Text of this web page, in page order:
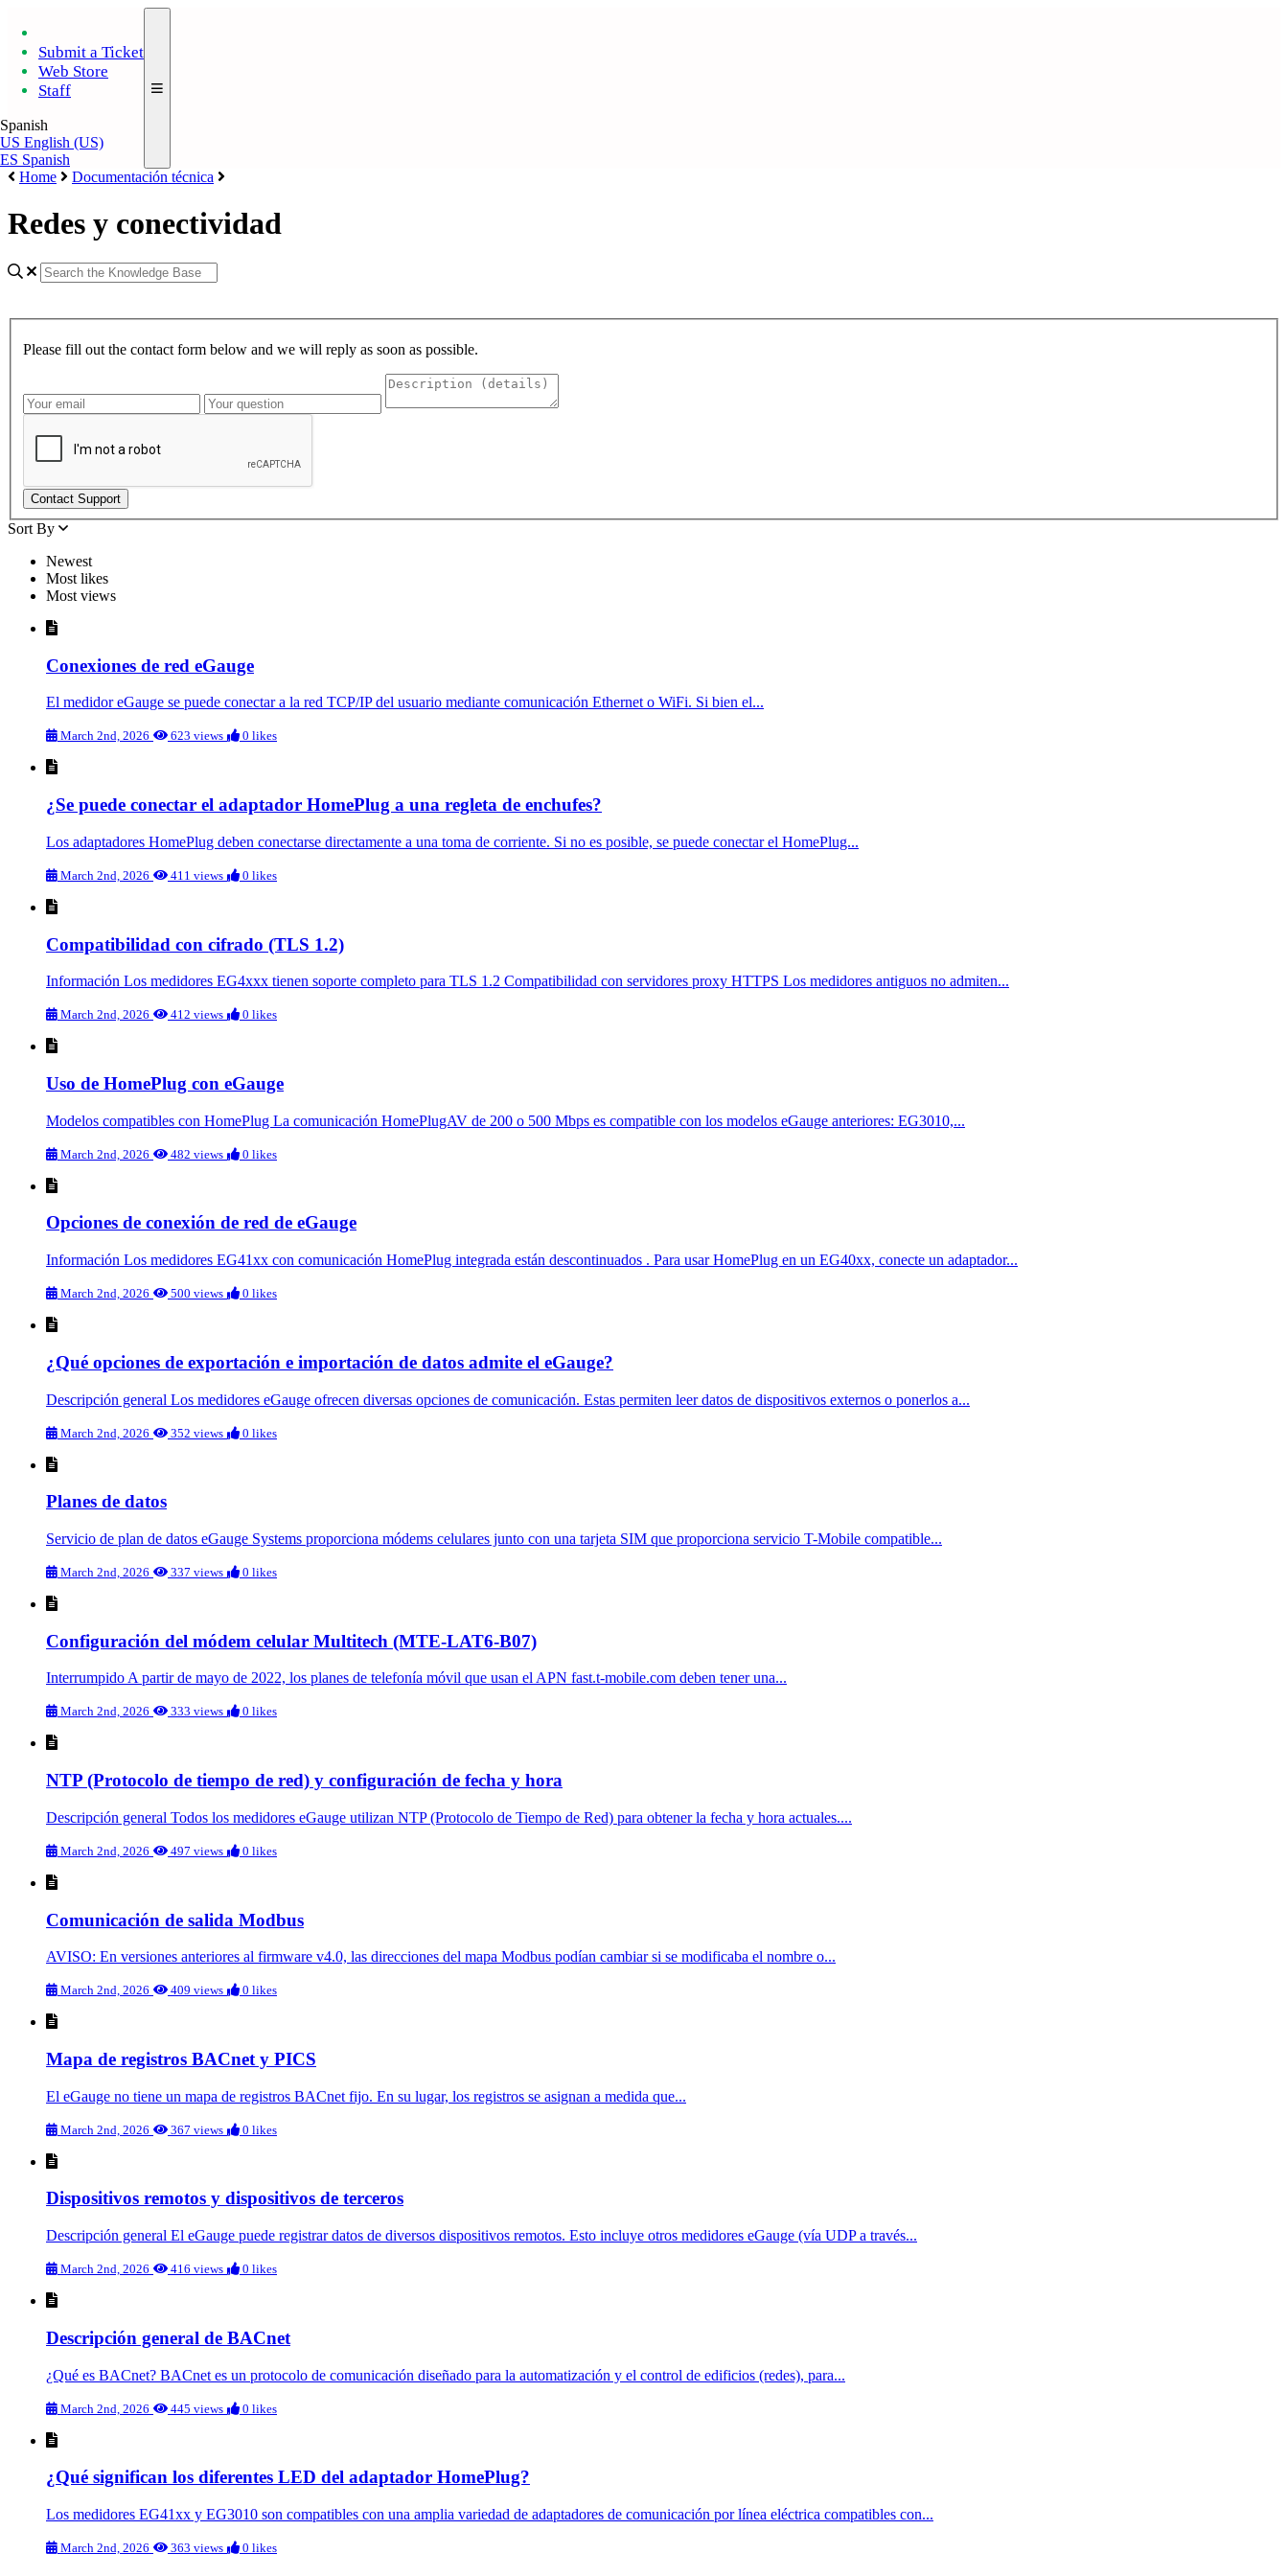
Submit a Ticket
Web Store
Staff
Spanish
US English (US)
ES Spanish
Home
Documentación técnica
Redes y conectividad
Please fill out the contact form below and we will reply as soon as possible.
Contact Support
Sort By
Newest
Most likes
Most views
Conexiones de red eGauge
El medidor eGauge se puede conectar a la red TCP/IP del usuario mediante comunicación Ethernet o WiFi. Si bien el...
March 2nd, 2026 623 views 0 likes
¿Se puede conectar el adaptador HomePlug a una regleta de enchufes?
Los adaptadores HomePlug deben conectarse directamente a una toma de corriente. Si no es posible, se puede conectar el HomePlug...
March 2nd, 2026 411 views 0 likes
Compatibilidad con cifrado (TLS 1.2)
Información Los medidores EG4xxx tienen soporte completo para TLS 1.2 Compatibilidad con servidores proxy HTTPS Los medidores antiguos no admiten...
March 2nd, 2026 412 views 0 likes
Uso de HomePlug con eGauge
Modelos compatibles con HomePlug La comunicación HomePlugAV de 200 o 500 Mbps es compatible con los modelos eGauge anteriores: EG3010,...
March 2nd, 2026 482 views 0 likes
Opciones de conexión de red de eGauge
Información Los medidores EG41xx con comunicación HomePlug integrada están descontinuados . Para usar HomePlug en un EG40xx, conecte un adaptador...
March 2nd, 2026 500 views 0 likes
¿Qué opciones de exportación e importación de datos admite el eGauge?
Descripción general Los medidores eGauge ofrecen diversas opciones de comunicación. Estas permiten leer datos de dispositivos externos o ponerlos a...
March 2nd, 2026 352 views 0 likes
Planes de datos
Servicio de plan de datos eGauge Systems proporciona módems celulares junto con una tarjeta SIM que proporciona servicio T-Mobile compatible...
March 2nd, 2026 337 views 0 likes
Configuración del módem celular Multitech (MTE-LAT6-B07)
Interrumpido A partir de mayo de 2022, los planes de telefonía móvil que usan el APN fast.t-mobile.com deben tener una...
March 2nd, 2026 333 views 0 likes
NTP (Protocolo de tiempo de red) y configuración de fecha y hora
Descripción general Todos los medidores eGauge utilizan NTP (Protocolo de Tiempo de Red) para obtener la fecha y hora actuales....
March 2nd, 2026 497 views 0 likes
Comunicación de salida Modbus
AVISO: En versiones anteriores al firmware v4.0, las direcciones del mapa Modbus podían cambiar si se modificaba el nombre o...
March 2nd, 2026 409 views 0 likes
Mapa de registros BACnet y PICS
El eGauge no tiene un mapa de registros BACnet fijo. En su lugar, los registros se asignan a medida que...
March 2nd, 2026 367 views 0 likes
Dispositivos remotos y dispositivos de terceros
Descripción general El eGauge puede registrar datos de diversos dispositivos remotos. Esto incluye otros medidores eGauge (vía UDP a través...
March 2nd, 2026 416 views 0 likes
Descripción general de BACnet
¿Qué es BACnet? BACnet es un protocolo de comunicación diseñado para la automatización y el control de edificios (redes), para...
March 2nd, 2026 445 views 0 likes
¿Qué significan los diferentes LED del adaptador HomePlug?
Los medidores EG41xx y EG3010 son compatibles con una amplia variedad de adaptadores de comunicación por línea eléctrica compatibles con...
March 2nd, 2026 363 views 0 likes